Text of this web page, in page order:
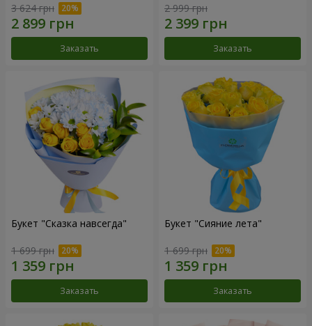
3 624 грн
Заказать
2 999 грн
Заказать
Букет "Сказка навсегда"
1 699 грн
Заказать
Букет "Сияние лета"
1 699 грн
Заказать